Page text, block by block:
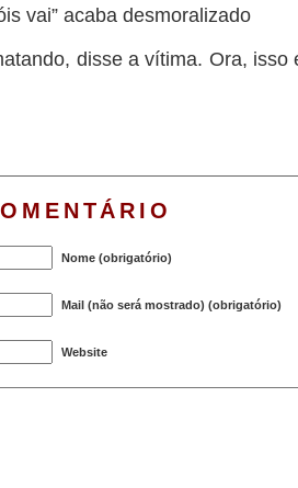
vai” acaba desmoralizado
disse a vítima. Ora, isso
Nome (obrigatório)
Mail (não será mostrado) (obrigatório)
Website